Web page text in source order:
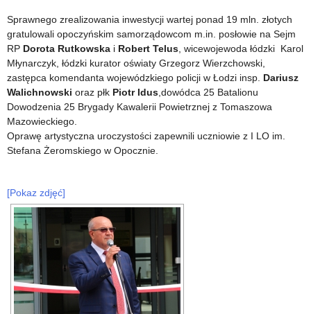
Sprawnego zrealizowania inwestycji wartej ponad 19 mln. złotych
gratulowali opoczyńskim samorządowcom m.in. posłowie na Sejm
RP Dorota Rutkowska i Robert Telus , wicewojewoda łódzki Karol
Młynarczyk, łódzki kurator oświaty Grzegorz Wierzchowski,
zastępca komendanta wojewódzkiego policji w Łodzi insp. Dariusz
Walichnowski oraz płk Piotr Idus ,dowódca 25 Batalionu
Dowodzenia 25 Brygady Kawalerii Powietrznej z Tomaszowa
Mazowieckiego.
Oprawę artystyczna uroczystości zapewnili uczniowie z I LO im.
Stefana Żeromskiego w Opocznie.
[Pokaz zdjęć]